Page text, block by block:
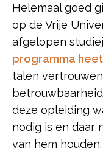
Helemaal goed
op de Vrije
afgelopen
programma
talen
deze opleiding
nodig is en daar
van hem